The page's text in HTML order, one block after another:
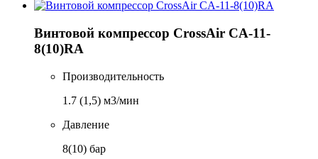
Винтовой компрессор CrossAir CA-11-
8(10)RA
Производительность
1.7 (1,5) м3/мин
Давление
8(10) бар